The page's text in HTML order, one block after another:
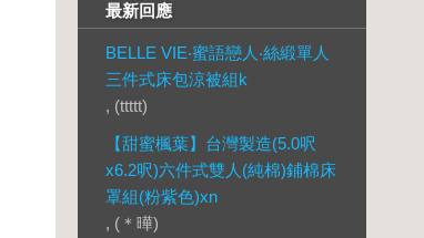
最新回應
BELLE VIE‧蜜語戀人‧絲緞單人
三件式床包涼被組k
, (ttttt)
【甜蜜楓葉】台灣製造(5.0呎
x6.2呎)六件式雙人(純棉)鋪棉床
罩組(粉紫色)xn
, (＊曄)